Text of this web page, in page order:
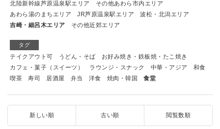
北陸新幹線芦原温泉駅エリア
その他あわら市内エリア
あわら湯のまちエリア
JR芦原温泉駅エリア
波松・北潟エリア
吉崎・細呂木エリア
その他近郊エリア
タグ
テイクアウト可 うどん・そば
お好み焼き・鉄板焼・たこ焼き
カフェ・菓子（スイーツ）
ラウンジ・スナック 中華・アジア
和食
喫茶
寿司 居酒屋 弁当 洋食 焼肉・韓国 食堂
新しい順 古い順 閲覧数順